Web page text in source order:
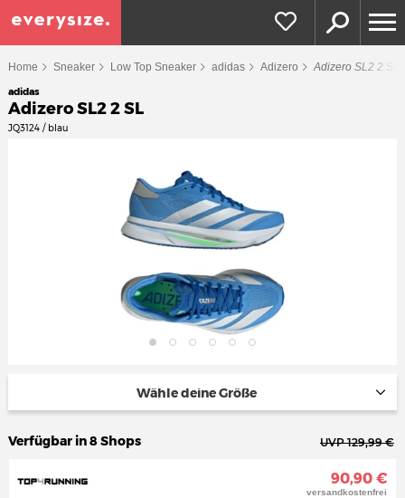
Home Sneaker Low Top Sneaker adidas Adizero Adizero SL2 2 SL
adidas
Adizero SL2 2 SL
JQ3124 / blau
Wähle deine Größe
Verfügbar in 8 Shops UVP 129,99 €
90,90 €
versandkostenfrei